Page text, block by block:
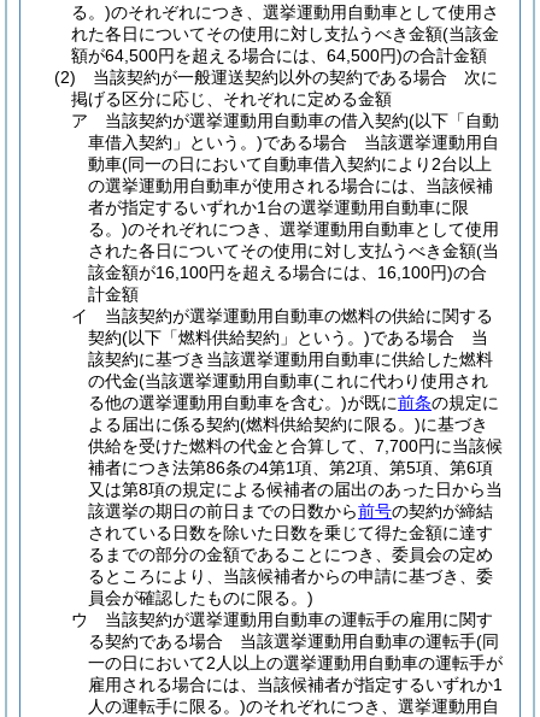
る。)のそれぞれにつき、選挙運動用自動車として使用さ
れた各日についてその使用に対し支払うべき金額(当該金
額が64,500円を超える場合には、64,500円)の合計金額
(2)
当該契約が一般運送契約以外の契約である場合 次に
掲げる区分に応じ、それぞれに定める金額
ア
当該契約が選挙運動用自動車の借入契約(以下「自動
車借入契約」という。)である場合 当該選挙運動用自
動車(同一の日において自動車借入契約により2台以上
の選挙運動用自動車が使用される場合には、当該候補
者が指定するいずれか1台の選挙運動用自動車に限
る。)のそれぞれにつき、選挙運動用自動車として使用
された各日についてその使用に対し支払うべき金額(当
該金額が16,100円を超える場合には、16,100円)の合
計金額
イ
当該契約が選挙運動用自動車の燃料の供給に関する
契約(以下「燃料供給契約」という。)である場合 当
該契約に基づき当該選挙運動用自動車に供給した燃料
の代金(当該選挙運動用自動車(これに代わり使用され
る他の選挙運動用自動車を含む。)が既に前条の規定に
よる届出に係る契約(燃料供給契約に限る。)に基づき
供給を受けた燃料の代金と合算して、7,700円に当該候
補者につき法第86条の4第1項、第2項、第5項、第6項
又は第8項の規定による候補者の届出のあった日から当
該選挙の期日の前日までの日数から前号の契約が締結
されている日数を除いた日数を乗じて得た金額に達す
るまでの部分の金額であることにつき、委員会の定め
るところにより、当該候補者からの申請に基づき、委
員会が確認したものに限る。)
ウ
当該契約が選挙運動用自動車の運転手の雇用に関す
る契約である場合 当該選挙運動用自動車の運転手(同
一の日において2人以上の選挙運動用自動車の運転手が
雇用される場合には、当該候補者が指定するいずれか1
人の運転手に限る。)のそれぞれにつき、選挙運動用自